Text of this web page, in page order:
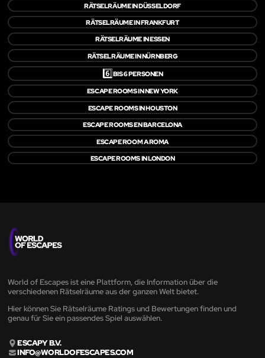
RÄTSELRÄUME IN DÜSSELDORF
RÄTSELRÄUME IN FRANKFURT
RÄTSELRÄUME IN ESSEN
RÄTSELRÄUME IN NÜRNBERG
6️⃣BIS 6 PERSONEN
ESCAPE ROOMS IN NEW YORK
ESCAPE ROOMS IN HOUSTON
ESCAPE ROOMS EN BARCELONA
ESCAPE ROOM A ROMA
ESCAPE ROOMS IN LONDON
World of Escapes ist eine Plattform, die Information über die
verschiedenen Rätselräume aus der ganzen Welt bietet.
Hier können Sie Rätselräume Ratings und Bewertungen finden und
genau für Sie ein passendes Spiel auswählen.
ESCAPY B.V.
INFO@WORLDOFESCAPES.COM